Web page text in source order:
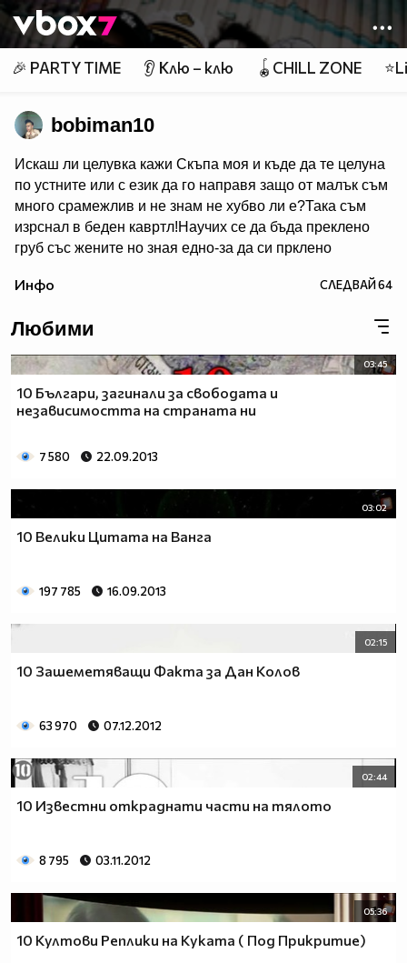
Member of
👾
🎉 PARTY TIME 👂 Клю – клю 🪀CHILL ZONE
bobiman10
Искаш ли целувка кажи Скъпа моя и къде да те целуна
по устните или с език да го направя защо от малък съм
много срaмeжлив и не знам не хубво ли e?Така съм
изрснал в беден кавртл!Научих се да бъда преклено
груб със жените но зная едно-за да си прклено
Боби_Табелката по прякор bobiman10 ;)
Инфо СЛЕДВАЙ64
Любими
03:45
10 Българи, загинали за свободата и
независимостта на страната ни
7 580 22.09.2013
03:02
10 Велики Цитата на Ванга
197 785 16.09.2013
02:15
10 Зашеметяващи Факта за Дан Колов
63 970 07.12.2012
02:44
10 Известни откраднати части на тялото
8 795 03.11.2012
05:36
10 Култови Реплики на Куката ( Под Прикритие)